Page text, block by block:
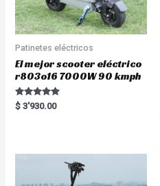
Patinetes eléctricos
El mejor scooter eléctrico
r803o16 7000W 90 kmph
Rated
5.00
$ 3'930.00